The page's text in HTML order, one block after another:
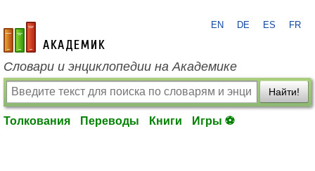
academic.ru
EN DE ES FR
Словари и энциклопедии на Академике
Найти!
Толкования Переводы Книги Игры ⚽